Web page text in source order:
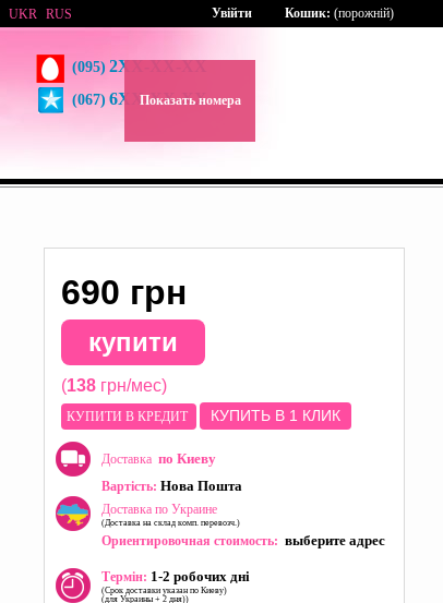
(095) 2XX-XX-XX
(067) 6XX-XX-XX
Показать номера
UKR RUS Кошик: (порожній)
Увійти
690 грн
купити
(138грн/мес)
КУПИТИ В КРЕДИТ КУПИТЬ В 1 КЛИК
Доставка по Киеву
Вартість: Нова Пошта
Доставка по Украине
(Доставка на склад комп. перевозч.)
Ориентировочная стоимость: выберите адрес
Термін: 1-2 робочих дні
(Срок доставки указан по Киеву)
(для Украины + 2 дня))